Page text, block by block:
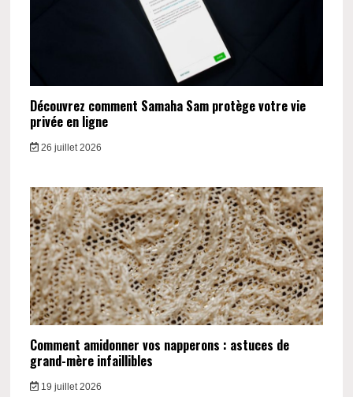
Découvrez comment Samaha Sam protège votre vie
privée en ligne
26 juillet 2026
Comment amidonner vos napperons : astuces de
grand-mère infaillibles
19 juillet 2026